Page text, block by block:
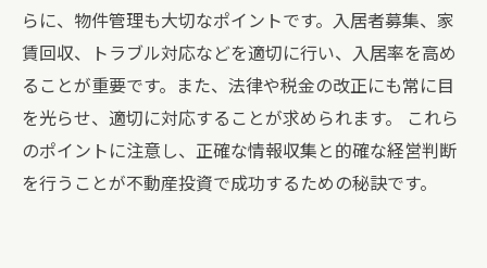
らに、物件管理も大切なポイントです。入居者募集、家
賃回収、トラブル対応などを適切に行い、入居率を高め
ることが重要です。また、法律や税金の改正にも常に目
を光らせ、適切に対応することが求められます。 これら
のポイントに注意し、正確な情報収集と的確な経営判断
を行うことが不動産投資で成功するための秘訣です。